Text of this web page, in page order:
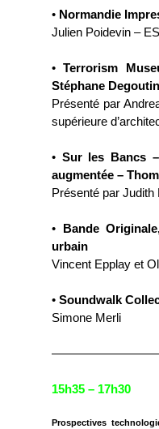
• Normandie
Julien Poidevin –
•Terrorism
Stéphane Degoutin
Présenté par
supérieure
• Sur les Bancs
augmentée –
Présenté par Judith
•
Bande
urbain
Vincent Epplay et
• Soundwalk
Simone Merli
15h35 – 17h30
Prospectives